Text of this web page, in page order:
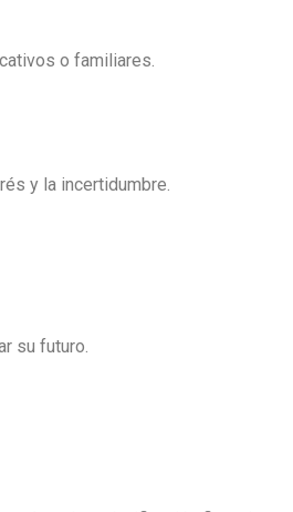
o familiares.
y la incertidumbre.
su futuro.